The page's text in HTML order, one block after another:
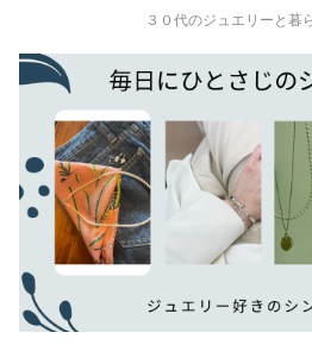
３０代のジュエリーと暮